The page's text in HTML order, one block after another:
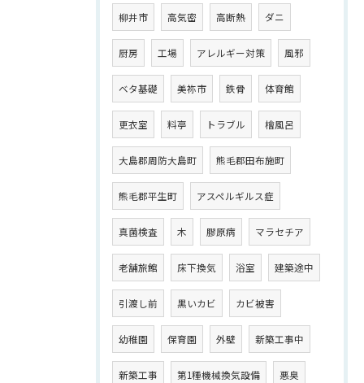
柳井市 高気密 高断熱 ダニ
厨房 工場 アレルギー対策 風邪
ベタ基礎 美祢市 鉄骨 体育館
更衣室 料亭 トラブル 檜風呂
大島郡周防大島町 熊毛郡田布施町
熊毛郡平生町 アスペルギルス症
真菌検査 木 膠原病 マラセチア
老舗旅館 床下換気 浴室 建築途中
引渡し前 黒いカビ カビ被害
幼稚園 保育園 外壁 新築工事中
新築工事 第1種機械換気設備 悪臭